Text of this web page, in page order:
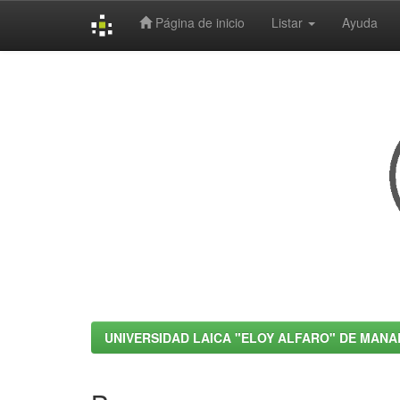
Página de inicio Listar Ayuda
UNIVERSIDAD LAICA "ELOY ALFARO" DE